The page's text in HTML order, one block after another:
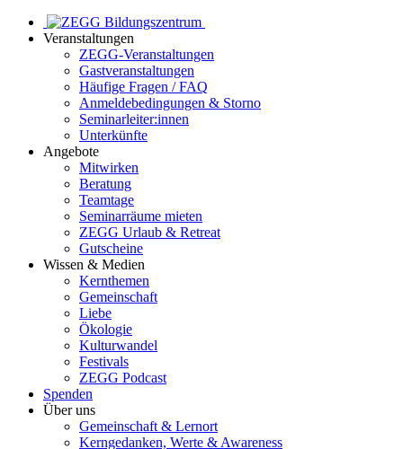
Veranstaltungen
ZEGG-Veranstaltungen
Gastveranstaltungen
Häufige Fragen / FAQ
Anmeldebedingungen & Storno
Seminarleiter:innen
Unterkünfte
Angebote
Mitwirken
Beratung
Teamtage
Seminarräume mieten
ZEGG Urlaub & Retreat
Gutscheine
Wissen & Medien
Kernthemen
Gemeinschaft
Liebe
Ökologie
Kulturwandel
Festivals
ZEGG Podcast
Spenden
Über uns
Gemeinschaft & Lernort
Kerngedanken, Werte & Awareness